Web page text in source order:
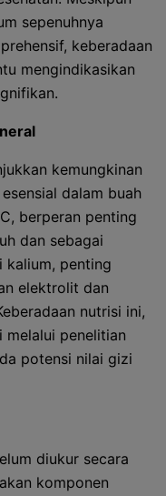
sepenuhnya
keberadaan
mengindikasikan
kemungkinan
dalam buah
berperan penting
dan sebagai
kalium, penting
elektrolit dan
nutrisi ini,
melalui penelitian
potensi nilai gizi
diukur secara
komponen